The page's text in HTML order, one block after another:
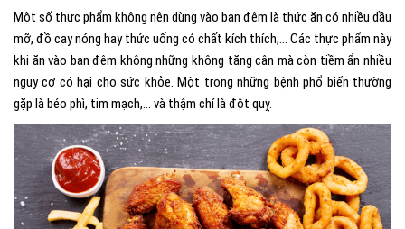
Một số thực phẩm không nên dùng vào ban đêm là thức ăn có nhiều dầu
mỡ, đồ cay nóng hay thức uống có chất kích thích,… Các thực phẩm này
khi ăn vào ban đêm không những không tăng cân mà còn tiềm ẩn nhiều
nguy cơ có hại cho sức khỏe. Một trong những bệnh phổ biến thường
gặp là béo phì, tim mạch,… và thậm chí là đột quỵ.